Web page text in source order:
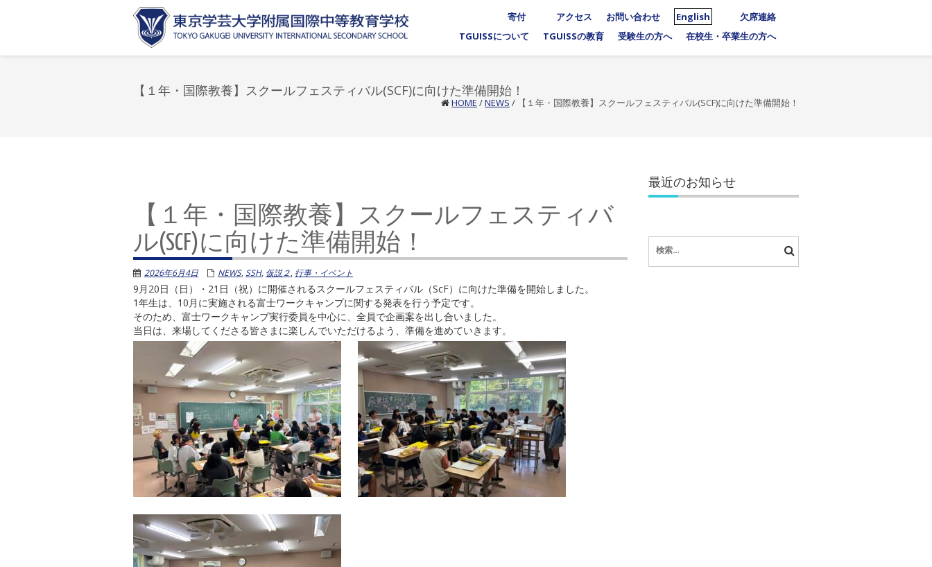
寄付 アクセス お問い合わせ English
欠席連絡
TGUISSについて
TGUISSの教育 受験生の方へ 在校生・卒業生の方へ
【１年・国際教養】スクールフェスティバル(SCF)に向けた準備開始！
HOME /NEWS / 【１年・国際教養】スクールフェスティバル(SCF)に向けた準備開始！
【１年・国際教養】スクールフェスティバ
ル(SCF)に向けた準備開始！
2026年6月4日 NEWS, SSH, 仮説２, 行事・イベント
9月20日（日）・21日（祝）に開催されるスクールフェスティバル（ScF）に向けた準備を開始しました。
1年生は、10月に実施される富士ワークキャンプに関する発表を行う予定です。
そのため、富士ワークキャンプ実行委員を中心に、全員で企画案を出し合いました。
当日は、来場してくださる皆さまに楽しんでいただけるよう、準備を進めていきます。
最近のお知らせ
索: